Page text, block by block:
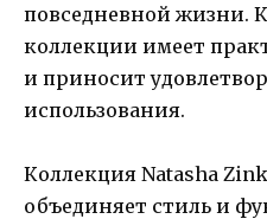
повседневной жизни.
коллекции имеет
и приносит
использования.
Коллекция Natasha
объединяет стиль и